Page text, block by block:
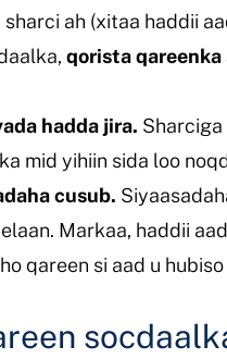
ah (xitaa haddii
qorista
hadda jira.
mid yihiin sida loo
cusub.
Markaa, haddii
qareen si aad u